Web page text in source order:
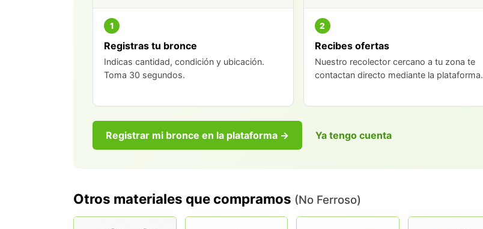
1
Registras tu bronce
Indicas cantidad, condición y ubicación.
Toma 30 segundos.
2
Recibes ofertas
Nuestro recolector cercano a tu zona te
contactan directo mediante la plataforma.
Registrar mi bronce en la plataforma → Ya tengo cuenta
Otros materiales que compramos (No Ferroso)